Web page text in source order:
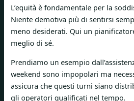
L’equità è fondamentale per la
Niente demotiva più di sentirsi
meno desiderati. Qui un
meglio di sé.
Prendiamo un esempio
weekend sono impopolari ma
assicura che questi turni siano
gli operatori qualificati nel tempo.